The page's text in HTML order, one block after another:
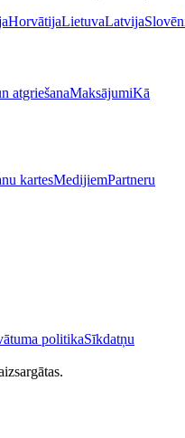
HorvātijaLietuvaLatvija
atgriešanaMaksājumiKā
kartesMedijiemPartneru
politikaSīkdatņu